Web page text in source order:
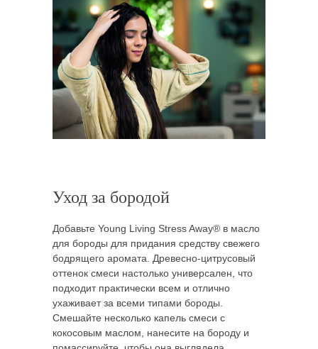
Уход за бородой
Добавьте Young Living Stress Away® в масло
для бороды для придания средству свежего
бодрящего аромата. Древесно-цитрусовый
оттенок смеси настолько универсален, что
подходит практически всем и отлично
ухаживает за всеми типами бороды.
Смешайте несколько капель смеси с
кокосовым маслом, нанесите на бороду и